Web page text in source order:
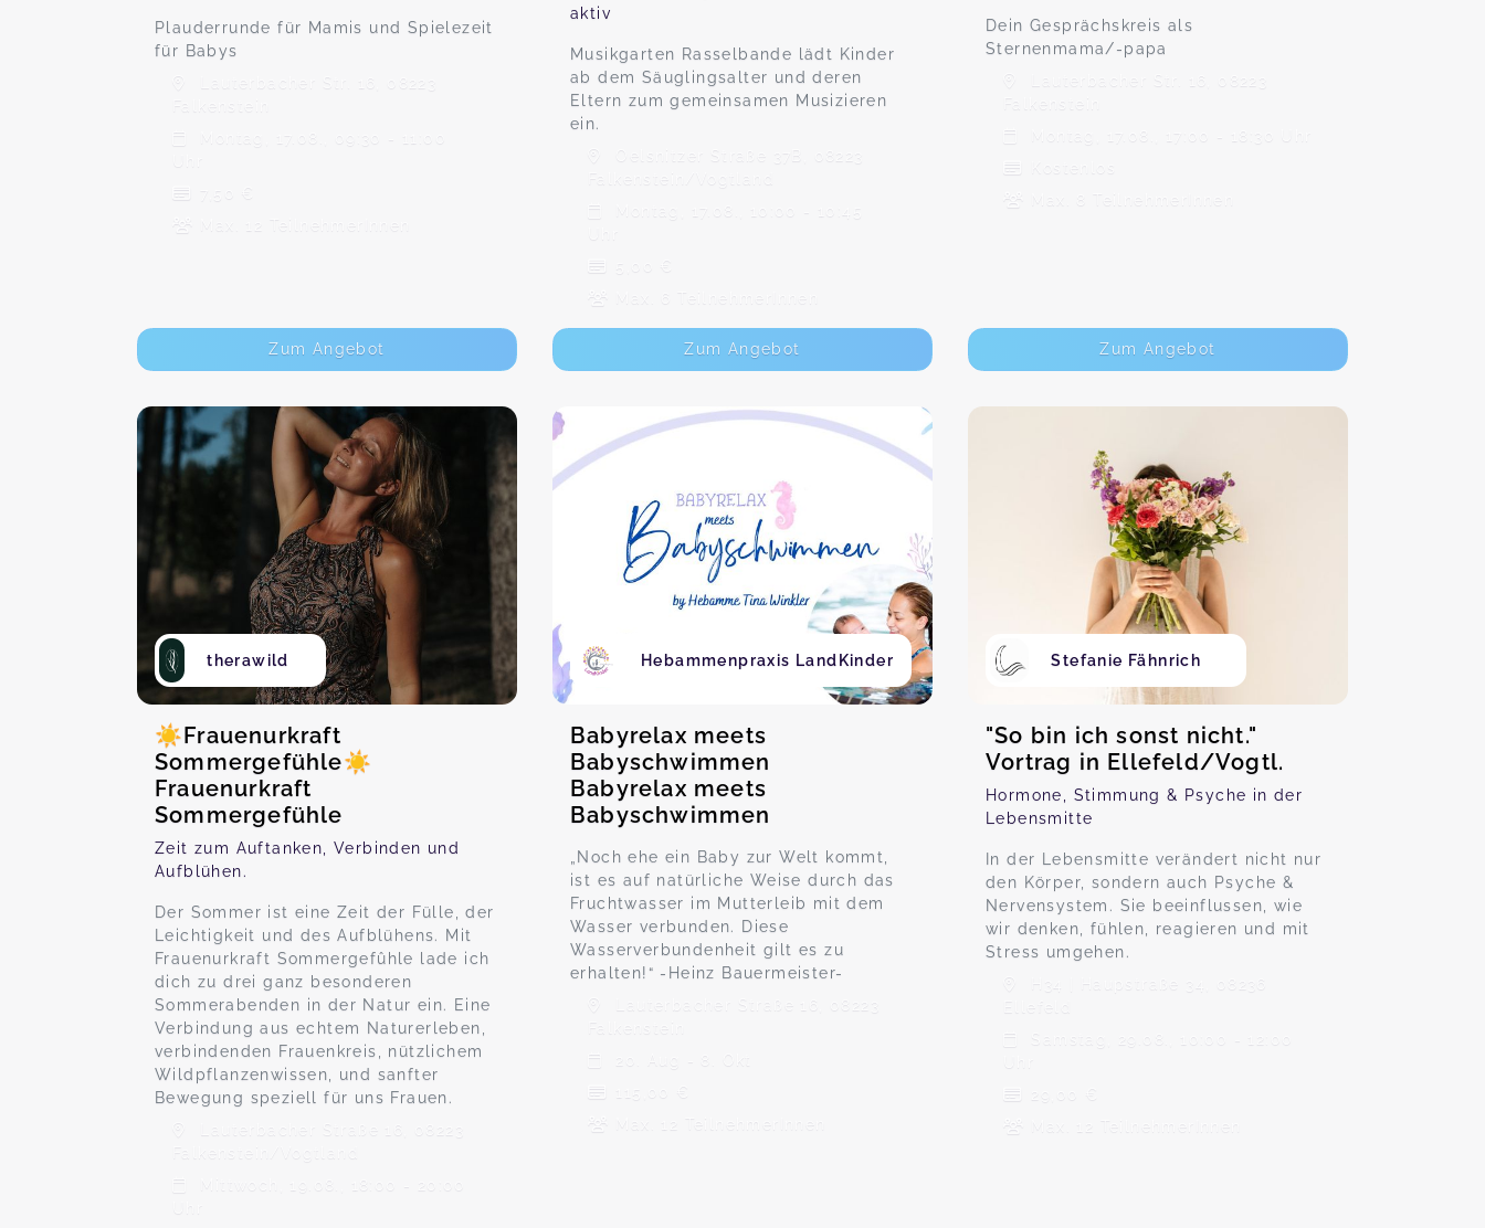
Plauderrunde für Mamis und Spielezeit
für Babys
Lauterbacher Str. 16, 08223
Falkenstein
Montag, 17.08., 09:30 - 11:00
7,50 €
Max. 12 TeilnehmerInnen
Zum Angebot
aktiv
Musikgarten Rasselbande lädt Kinder
ab dem Säuglingsalter und deren
Eltern zum gemeinsamen Musizieren
ein.
Oelsnitzer Straße 37B, 08223
Falkenstein/Vogtland
Montag, 17.08., 10:00 - 10:45
5,00 €
Max. 6 TeilnehmerInnen
Zum Angebot
Dein Gesprächskreis als
Sternenmama/-papa
Lauterbacher Str. 16, 08223
Falkenstein
Montag, 17.08., 17:00 - 18:30 Uhr
Max. 8 TeilnehmerInnen
Zum Angebot
therawild
☀️Frauenurkraft
Sommergefühle☀️
Frauenurkraft
Sommergefühle
Zeit zum Auftanken, Verbinden und
Aufblühen.
Der Sommer ist eine Zeit der Fülle, der
Leichtigkeit und des Aufblühens. Mit
Frauenurkraft Sommergefûhle lade ich
dich zu drei ganz besonderen
Sommerabenden in der Natur ein. Eine
Verbindung aus echtem Naturerleben,
verbindenden Frauenkreis, nützlichem
Wildpflanzenwissen, und sanfter
Bewegung speziell für uns Frauen.
Lauterbacher Straße 16, 08223
Falkenstein/Vogtland
Mittwoch, 19.08., 18:00 - 20:00
Hebammenpraxis LandKinder
Babyrelax meets
Babyschwimmen
Babyrelax meets
Babyschwimmen
„Noch ehe ein Baby zur Welt kommt,
ist es auf natürliche Weise durch das
Fruchtwasser im Mutterleib mit dem
Wasser verbunden. Diese
Wasserverbundenheit gilt es zu
erhalten!“ -Heinz Bauermeister-
Lauterbacher Straße 16, 08223
Falkenstein
20. Aug - 8. Okt
115,00 €
Max. 12 TeilnehmerInnen
Stefanie Fähnrich
"So bin ich sonst nicht."
Vortrag in Ellefeld/Vogtl.
Hormone, Stimmung & Psyche in der
Lebensmitte
In der Lebensmitte verändert nicht nur
den Körper, sondern auch Psyche &
Nervensystem. Sie beeinflussen, wie
wir denken, fühlen, reagieren und mit
Stress umgehen.
H34 | Haupstraße 34, 08236
Ellefeld
Samstag, 29.08., 10:00 - 12:00
29,00 €
Max. 12 TeilnehmerInnen